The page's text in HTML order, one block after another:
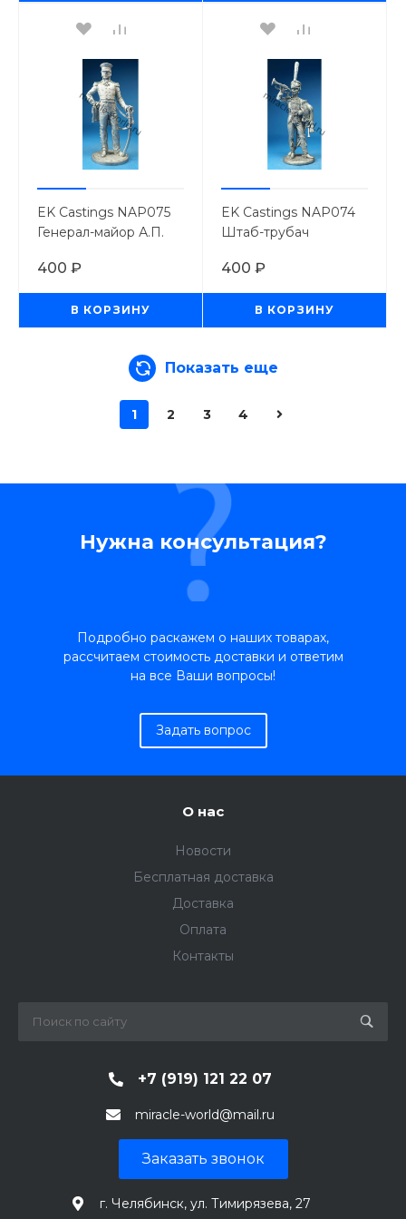
EK Castings NAP075
Генерал-майор А.П.
г. (54мм.)
400 ₽
В КОРЗИНУ
EK Castings NAP074
Штаб-трубач
полка. Россия, 1810-14
г. (54мм.)
400 ₽
В КОРЗИНУ
Показать еще
1 2 3 4
Нужна консультация?
Подробно раскажем о наших товарах,
рассчитаем стоимость доставки и ответим
на все Ваши вопросы!
Задать вопрос
О нас
Новости
Бесплатная доставка
Доставка
Оплата
Контакты
+7 (919) 121 22 07
miracle-world@mail.ru
Заказать звонок
г. Челябинск, ул. Тимирязева, 27